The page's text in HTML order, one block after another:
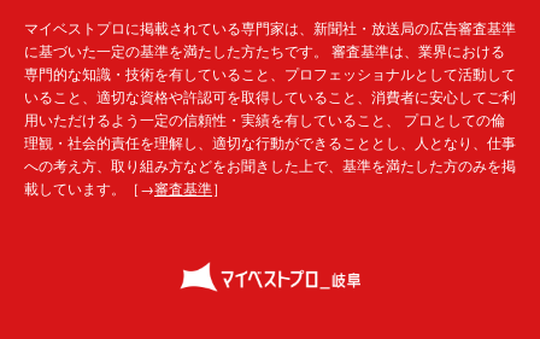
マイベストプロに掲載されている専門家は、新聞社・放送局の広告審査基準
に基づいた一定の基準を満たした方たちです。 審査基準は、業界における
専門的な知識・技術を有していること、プロフェッショナルとして活動して
いること、適切な資格や許認可を取得していること、消費者に安心してご利
用いただけるよう一定の信頼性・実績を有していること、 プロとしての倫
理観・社会的責任を理解し、適切な行動ができることとし、人となり、仕事
への考え方、取り組み方などをお聞きした上で、基準を満たした方のみを掲
載しています。［→審査基準］